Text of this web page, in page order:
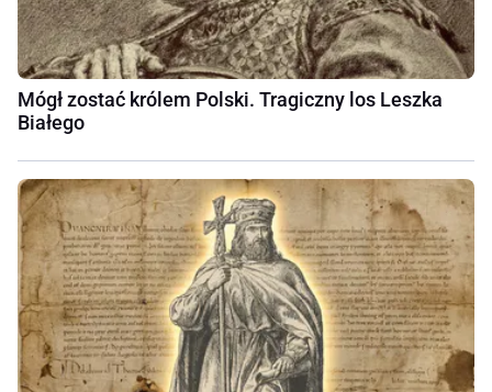
Mógł zostać królem Polski. Tragiczny los Leszka
Białego